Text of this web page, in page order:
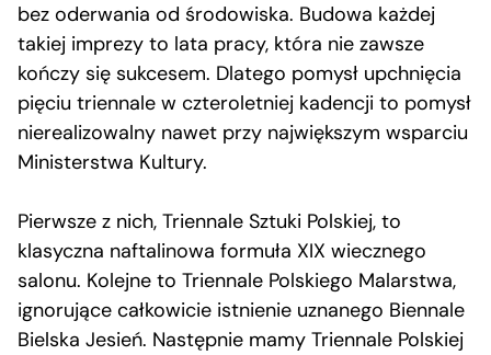
bez oderwania od środowiska. Budowa każdej
takiej imprezy to lata pracy, która nie zawsze
kończy się sukcesem. Dlatego pomysł upchnięcia
pięciu triennale w czteroletniej kadencji to pomysł
nierealizowalny nawet przy największym wsparciu
Ministerstwa Kultury.
Pierwsze z nich, Triennale Sztuki Polskiej, to
klasyczna naftalinowa formuła XIX wiecznego
salonu. Kolejne to Triennale Polskiego Malarstwa,
ignorujące całkowicie istnienie uznanego Biennale
Bielska Jesień. Następnie mamy Triennale Polskiej